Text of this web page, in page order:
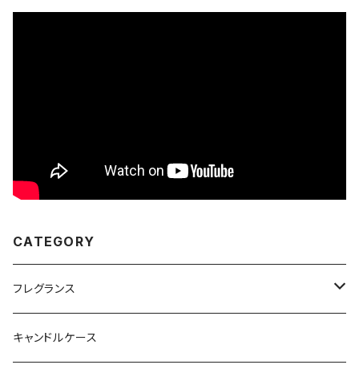
CATEGORY
フレグランス
MADetLEN
キャンドルケース